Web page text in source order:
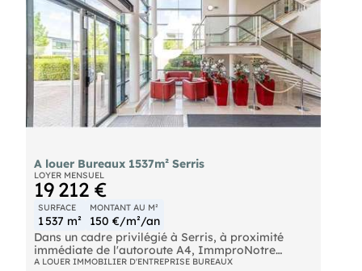
A louer Bureaux 1537m² Serris
LOYER MENSUEL
19 212 €
SURFACE
1 537 m²
MONTANT AU M²
150 €/m²/an
Dans un cadre privilégié à Serris, à proximité
immédiate de l'autoroute A4, ImmproNotre
équipepropose des bureaux de standing d'une
A LOUER IMMOBILIER D'ENTREPRISE BUREAUX